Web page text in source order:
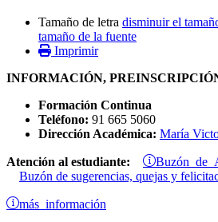
Tamaño de letra disminuir el
tamaño de la fuente
Imprimir
INFORMACIÓN,
Formación Continua
Teléfono: 91 665 5060
Dirección Académica: María
Atención al estudiante: Buzón de
Buzón de sugerencias, quejas y
más información